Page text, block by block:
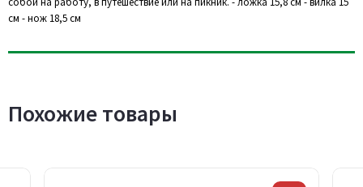
см - нож 18,5 см
Похожие товары